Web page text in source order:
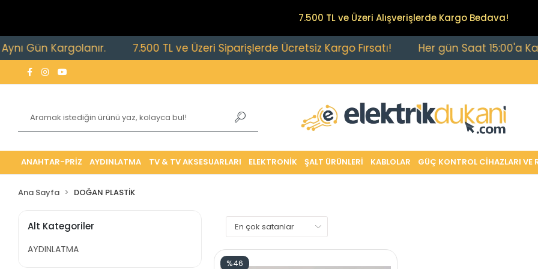
7.500 TL ve Üzeri Alışverişlerde Kargo Bedava!
Kargolanır. 7.500 TL ve Üzeri Siparişlerde Ücretsiz Kargo Fırsatı! Her gün Saat 15:00'a
ANAHTAR-PRİZ AYDINLATMA TV & TV AKSESUARLARI ELEKTRONİK ŞALT ÜRÜNLERİ KABLOLAR GÜÇ KONTROL CİHAZLARI VE
Ana Sayfa DOĞAN PLASTİK
Alt Kategoriler
AYDINLATMA
%46